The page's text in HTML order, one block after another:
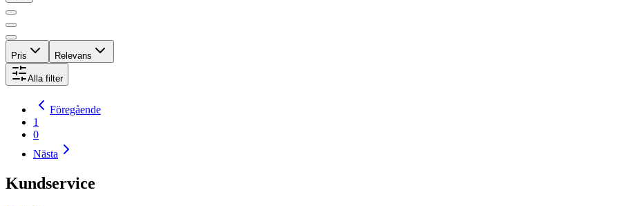
Pris Relevans
Alla filter
Föregående
1
0
Nästa
Kundservice